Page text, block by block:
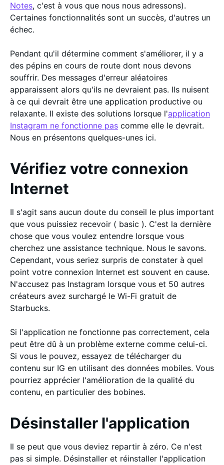
Notes, c'est à vous que nous nous adressons).
Certaines fonctionnalités sont un succès, d'autres un
échec.
Pendant qu'il détermine comment s'améliorer, il y a
des pépins en cours de route dont nous devons
souffrir. Des messages d'erreur aléatoires
apparaissent alors qu'ils ne devraient pas. Ils nuisent
à ce qui devrait être une application productive ou
relaxante. Il existe des solutions lorsque l'application
Instagram ne fonctionne pas comme elle le devrait.
Nous en présentons quelques-unes ici.
Vérifiez votre connexion
Internet
Il s'agit sans aucun doute du conseil le plus important
que vous puissiez recevoir ( basic ). C'est la dernière
chose que vous voulez entendre lorsque vous
cherchez une assistance technique. Nous le savons.
Cependant, vous seriez surpris de constater à quel
point votre connexion Internet est souvent en cause.
N'accusez pas Instagram lorsque vous et 50 autres
créateurs avez surchargé le Wi-Fi gratuit de
Starbucks.
Si l'application ne fonctionne pas correctement, cela
peut être dû à un problème externe comme celui-ci.
Si vous le pouvez, essayez de télécharger du
contenu sur IG en utilisant des données mobiles. Vous
pourriez apprécier l'amélioration de la qualité du
contenu, en particulier des bobines.
Désinstaller l'application
Il se peut que vous deviez repartir à zéro. Ce n'est
pas si simple. Désinstaller et réinstaller l'application